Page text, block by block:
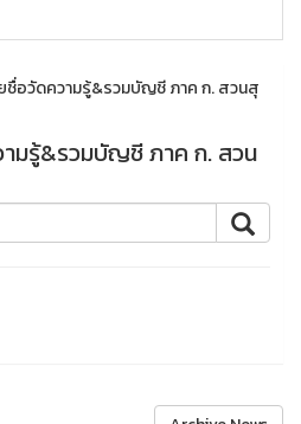
ชื่อวัดความรู้&รวมบัญชี ภาค ก. สวนสุ
มรู้&รวมบัญชี ภาค ก. สวน